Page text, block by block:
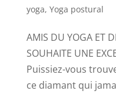
yoga, Yoga postural
AMIS DU YOGA ET
SOUHAITE UNE
Puissiez-vous
ce diamant qui